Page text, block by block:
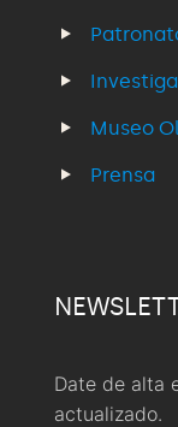
Museo
Prensa
Date de alta
actualizado.